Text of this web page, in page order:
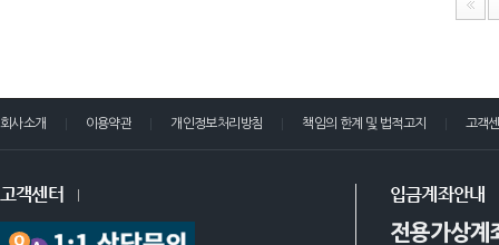
회사소개 이용약관 개인정보처리방침 책임의 한계 및 법적고지 고객
고객센터 입금계좌안내
전용가상계